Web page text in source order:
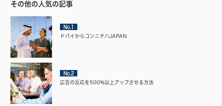
その他の人気の記事
No.1
ドバイからコンニチハJAPAN
No.2
広告の反応を500%以上アップさせる方法